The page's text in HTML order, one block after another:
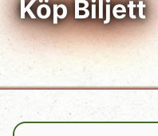
Köp Biljett